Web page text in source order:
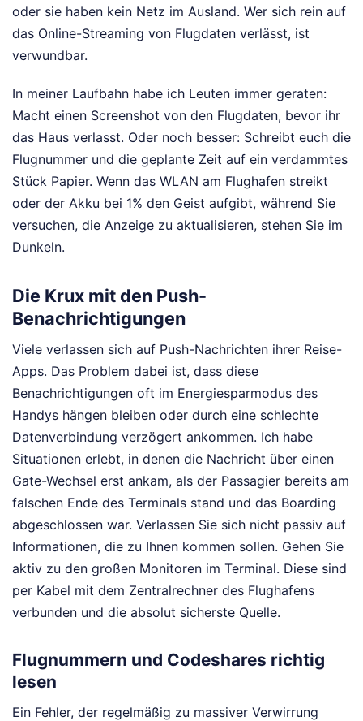
oder sie haben kein Netz im Ausland. Wer sich rein auf
das Online-Streaming von Flugdaten verlässt, ist
verwundbar.
In meiner Laufbahn habe ich Leuten immer geraten:
Macht einen Screenshot von den Flugdaten, bevor ihr
das Haus verlasst. Oder noch besser: Schreibt euch die
Flugnummer und die geplante Zeit auf ein verdammtes
Stück Papier. Wenn das WLAN am Flughafen streikt
oder der Akku bei 1% den Geist aufgibt, während Sie
versuchen, die Anzeige zu aktualisieren, stehen Sie im
Dunkeln.
Die Krux mit den Push-
Benachrichtigungen
Viele verlassen sich auf Push-Nachrichten ihrer Reise-
Apps. Das Problem dabei ist, dass diese
Benachrichtigungen oft im Energiesparmodus des
Handys hängen bleiben oder durch eine schlechte
Datenverbindung verzögert ankommen. Ich habe
Situationen erlebt, in denen die Nachricht über einen
Gate-Wechsel erst ankam, als der Passagier bereits am
falschen Ende des Terminals stand und das Boarding
abgeschlossen war. Verlassen Sie sich nicht passiv auf
Informationen, die zu Ihnen kommen sollen. Gehen Sie
aktiv zu den großen Monitoren im Terminal. Diese sind
per Kabel mit dem Zentralrechner des Flughafens
verbunden und die absolut sicherste Quelle.
Flugnummern und Codeshares richtig
lesen
Ein Fehler, der regelmäßig zu massiver Verwirrung